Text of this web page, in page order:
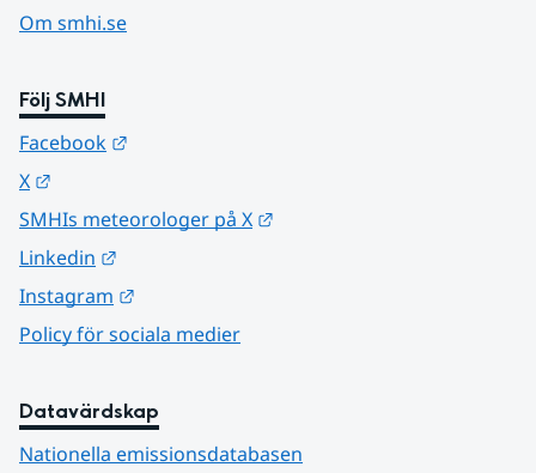
Om smhi.se
Följ SMHI
Facebook
X
SMHIs meteorologer på X
Linkedin
Instagram
Policy för sociala medier
Datavärdskap
Nationella emissionsdatabasen